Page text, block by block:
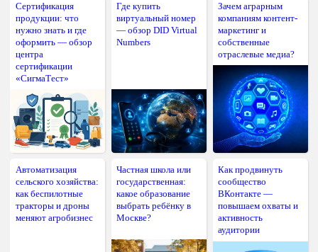
Сертификация
продукции: что
нужно знать и где
оформить — обзор
центра
сертификации
«СигмаТест»
Где купить
виртуальный номер
— обзор DID Virtual
Numbers
Зачем аграрным
компаниям контент-
маркетинг и
собственные
отраслевые медиа?
Автоматизация
сельского хозяйства:
как беспилотные
тракторы и дроны
меняют агробизнес
Частная школа или
государственная:
какое образование
выбрать ребёнку в
Москве?
Как продвинуть
сообщество
ВКонтакте —
повышаем охваты и
активность
аудитории